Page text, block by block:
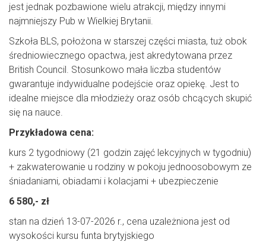
jest jednak pozbawione wielu atrakcji, między innymi
najmniejszy Pub w Wielkiej Brytanii.
Szkoła BLS, położona w starszej części miasta, tuż obok
średniowiecznego opactwa, jest akredytowana przez
British Council. Stosunkowo mała liczba studentów
gwarantuje indywidualne podejście oraz opiekę. Jest to
idealne miejsce dla młodzieży oraz osób chcących skupić
się na nauce.
Przykładowa cena:
kurs 2 tygodniowy (21 godzin zajęć lekcyjnych w tygodniu)
+ zakwaterowanie u rodziny w pokoju jednoosobowym ze
śniadaniami, obiadami i kolacjami + ubezpieczenie
6 580,- zł
stan na dzień 13-07-2026 r., cena uzależniona jest od
wysokości kursu funta brytyjskiego